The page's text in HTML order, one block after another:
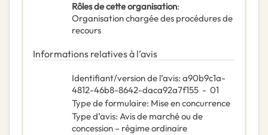
Rôles de cette organisation:
Organisation chargée des procédures de
recours
Informations relatives à l’avis
Identifiant/version de l’avis: a90b9c1a-
4812-46b8-8642-daca92a7f155 - 01
Type de formulaire: Mise en concurrence
Type d’avis: Avis de marché ou de
concession – régime ordinaire